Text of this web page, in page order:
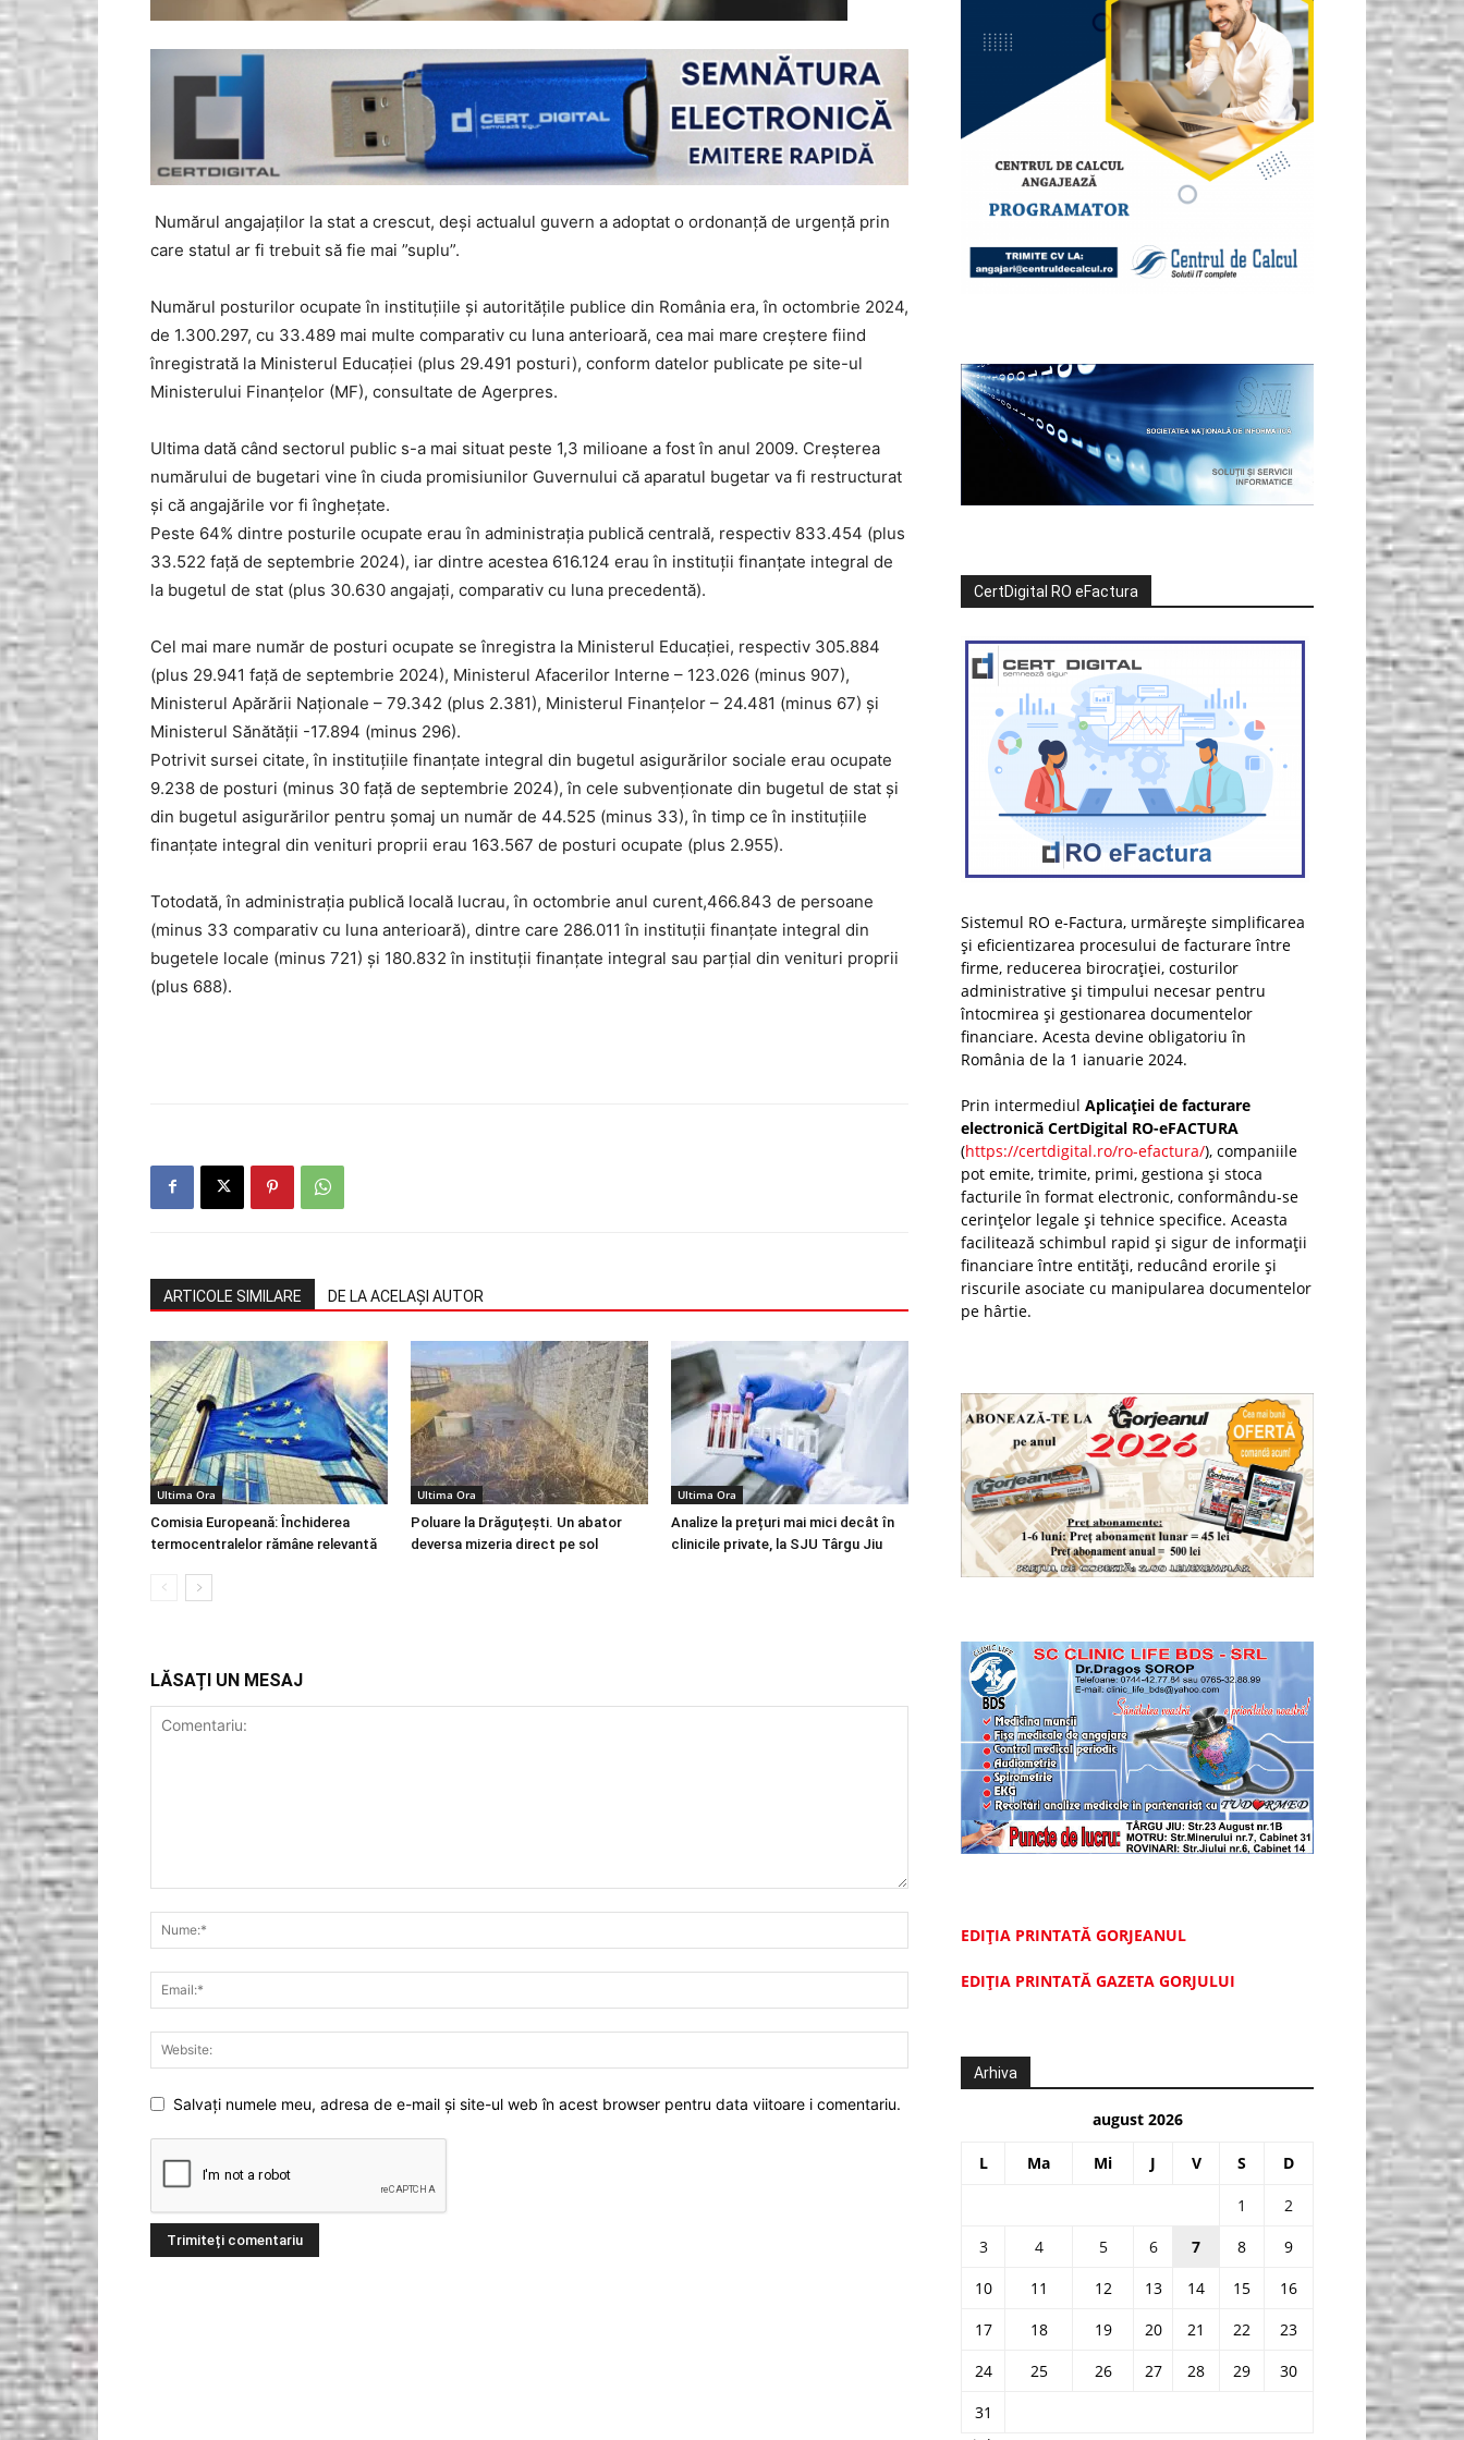
Numărul angajaților la stat a crescut, deși actualul guvern a adoptat o ordonanță de urgență prin
care statul ar fi trebuit să fie mai ”suplu”.
Numărul posturilor ocupate în instituţiile şi autorităţile publice din România era, în octombrie 2024,
de 1.300.297, cu 33.489 mai multe comparativ cu luna anterioară, cea mai mare creştere fiind
înregistrată la Ministerul Educaţiei (plus 29.491 posturi), conform datelor publicate pe site-ul
Ministerului Finanţelor (MF), consultate de Agerpres.
Ultima dată când sectorul public s-a mai situat peste 1,3 milioane a fost în anul 2009. Creșterea
numărului de bugetari vine în ciuda promisiunilor Guvernului că aparatul bugetar va fi restructurat
și că angajările vor fi înghețate.
Peste 64% dintre posturile ocupate erau în administraţia publică centrală, respectiv 833.454 (plus
33.522 faţă de septembrie 2024), iar dintre acestea 616.124 erau în instituţii finanţate integral de
la bugetul de stat (plus 30.630 angajaţi, comparativ cu luna precedentă).
Cel mai mare număr de posturi ocupate se înregistra la Ministerul Educaţiei, respectiv 305.884
(plus 29.941 faţă de septembrie 2024), Ministerul Afacerilor Interne – 123.026 (minus 907),
Ministerul Apărării Naţionale – 79.342 (plus 2.381), Ministerul Finanţelor – 24.481 (minus 67) şi
Ministerul Sănătăţii -17.894 (minus 296).
Potrivit sursei citate, în instituţiile finanţate integral din bugetul asigurărilor sociale erau ocupate
9.238 de posturi (minus 30 faţă de septembrie 2024), în cele subvenţionate din bugetul de stat şi
din bugetul asigurărilor pentru şomaj un număr de 44.525 (minus 33), în timp ce în instituţiile
finanţate integral din venituri proprii erau 163.567 de posturi ocupate (plus 2.955).
Totodată, în administraţia publică locală lucrau, în octombrie anul curent,466.843 de persoane
(minus 33 comparativ cu luna anterioară), dintre care 286.011 în instituţii finanţate integral din
bugetele locale (minus 721) şi 180.832 în instituţii finanţate integral sau parţial din venituri proprii
(plus 688).
ARTICOLE SIMILARE DE LA ACELAȘI AUTOR
Ultima Ora
Comisia Europeană: Închiderea
termocentralelor rămâne relevantă
Ultima Ora
Poluare la Drăguțești. Un abator
deversa mizeria direct pe sol
Ultima Ora
Analize la prețuri mai mici decât în
clinicile private, la SJU Târgu Jiu
LĂSAȚI UN MESAJ
Salvați numele meu, adresa de e-mail și site-ul web în acest browser pentru data viitoare i comentariu.
CertDigital RO eFactura
Sistemul RO e-Factura, urmărește simplificarea
și eficientizarea procesului de facturare între
firme, reducerea birocrației, costurilor
administrative și timpului necesar pentru
întocmirea și gestionarea documentelor
financiare. Acesta devine obligatoriu în
România de la 1 ianuarie 2024.
Prin intermediul Aplicației de facturare
electronică CertDigital RO-eFACTURA
(https://certdigital.ro/ro-efactura/), companiile
pot emite, trimite, primi, gestiona și stoca
facturile în format electronic, conformându-se
cerințelor legale și tehnice specifice. Aceasta
facilitează schimbul rapid și sigur de informații
financiare între entități, reducând erorile și
riscurile asociate cu manipularea documentelor
pe hârtie.
EDIȚIA PRINTATĂ GORJEANUL
EDIŢIA PRINTATĂ GAZETA GORJULUI
Arhiva
august 2026
L Ma Mi J V S D
1
2
3
4 5 6 7 8
9
10
11 12 13 14 15
16
17
18 19 20 21 22
23
24
25 26 27 28 29
30
31